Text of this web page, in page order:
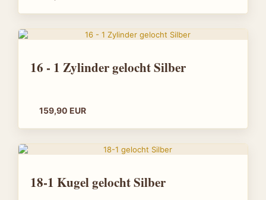
16 - 1 Zylinder gelocht Silber
159,90 EUR
18-1 Kugel gelocht Silber